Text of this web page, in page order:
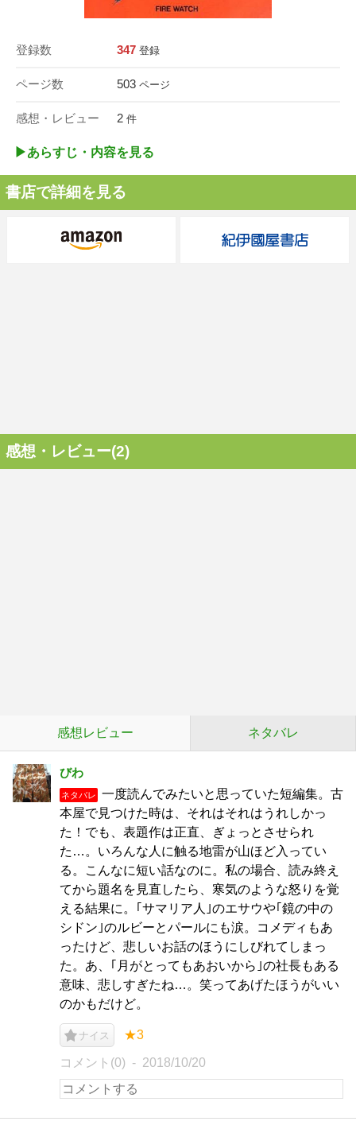
登録数 347 登録
ページ数 503 ページ
感想・レビュー 2 件
▶︎あらすじ・内容を見る
書店で詳細を見る
感想・レビュー(2)
感想レビュー ネタバレ
びわ
ネタバレ
一度読んでみたいと思っていた短編集。古
本屋で見つけた時は、それはそれはうれしかっ
た！でも、表題作は正直、ぎょっとさせられ
た…。いろんな人に触る地雷が山ほど入ってい
る。こんなに短い話なのに。私の場合、読み終え
てから題名を見直したら、寒気のような怒りを覚
える結果に。｢サマリア人｣のエサウや｢鏡の中の
シドン｣のルビーとパールにも涙。コメディもあ
ったけど、悲しいお話のほうにしびれてしまっ
た。あ、｢月がとってもあおいから｣の社長もある
意味、悲しすぎたね…。笑ってあげたほうがいい
のかもだけど。
ナイス ★3
コメント(0) 2018/10/20